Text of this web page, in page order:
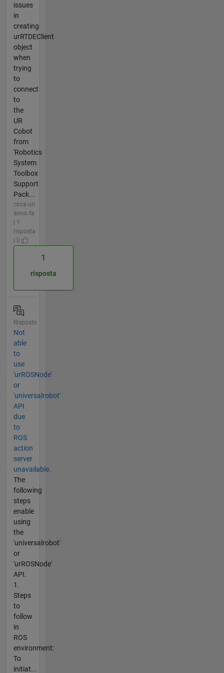
issues
in
creating
urRTDEClient
object
when
trying
to
connect
to
the
UR
Cobot
from
'Robotics
System
Toolbox
Support
Pack...
circa un
anno fa
| 1
risposta
| 0
1
risposta
Risposto
Not
able
to
use
'urROSNode'
or
'universalrobot'
API
due
to
ROS
action
server
unavailable.
The
following
steps
enable
using
the
'universalrobot'
or
'urROSNode'
API.
1.
Steps
to
follow
in
ROS
environment:
To
initiat...